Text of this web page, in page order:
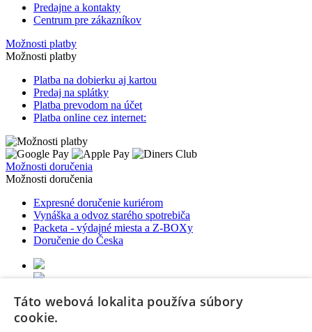
Predajne a kontakty
Centrum pre zákazníkov
Možnosti platby
Možnosti platby
Platba na dobierku aj kartou
Predaj na splátky
Platba prevodom na účet
Platba online cez internet:
Možnosti doručenia
Možnosti doručenia
Expresné doručenie kuriérom
Vynáška a odvoz starého spotrebiča
Packeta - výdajné miesta a Z-BOXy
Doručenie do Česka
Copyright © 2026 AndreaShop.sk.
Táto webová lokalita používa súbory
cookie.